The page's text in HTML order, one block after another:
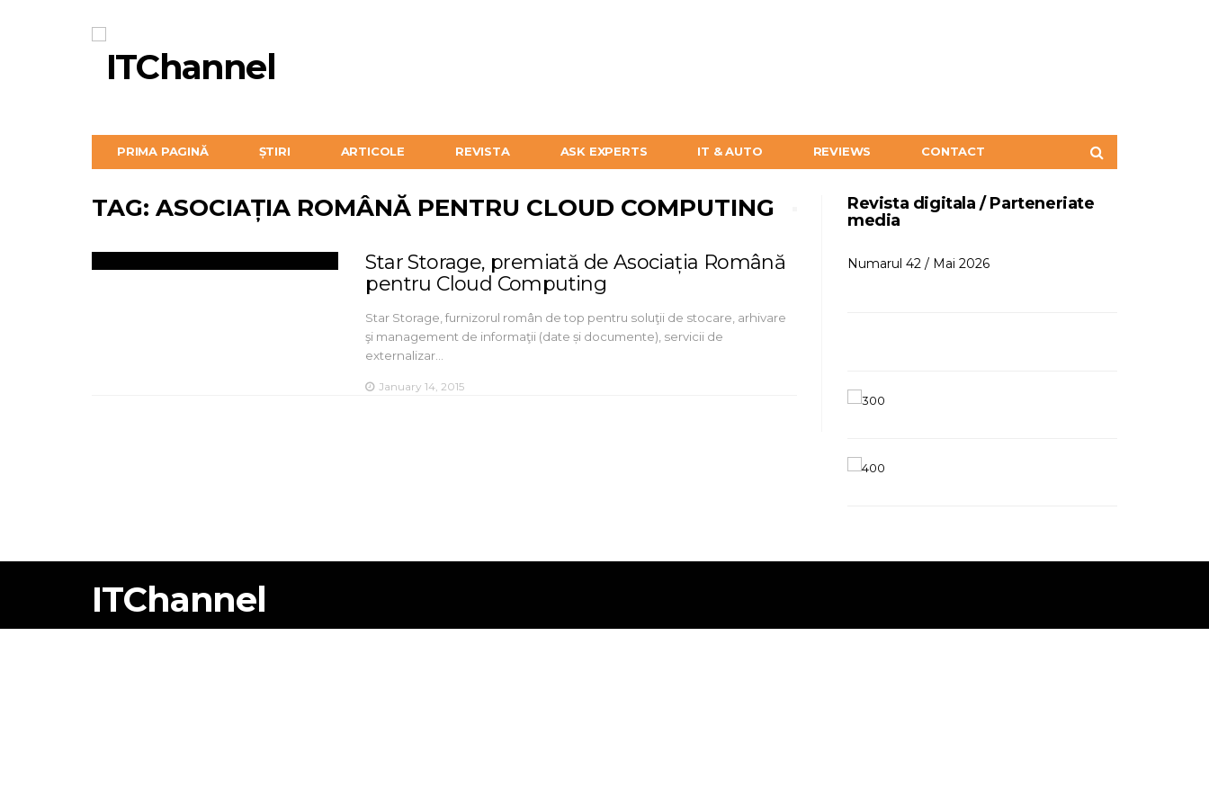
PRIMA PAGINĂ ȘTIRI ARTICOLE REVISTA ASK EXPERTS IT & AUTO REVIEWS CONTACT
TAG: ASOCIAȚIA ROMÂNĂ PENTRU CLOUD COMPUTING
Star Storage, premiată de Asociația Română
pentru Cloud Computing
Star Storage, furnizorul român de top pentru soluţii de stocare, arhivare
şi management de informaţii (date și documente), servicii de
externalizar…
January 14, 2015
Revista digitala / Parteneriate
media
Numarul 42 / Mai 2026
ITChannel